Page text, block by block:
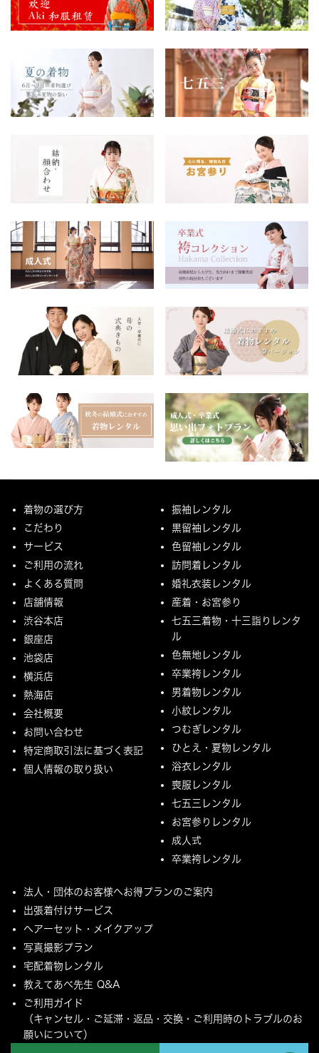
着物の選び方
こだわり
サービス
ご利用の流れ
よくある質問
店舗情報
渋谷本店
銀座店
池袋店
横浜店
熱海店
会社概要
お問い合わせ
特定商取引法に基づく表記
個人情報の取り扱い
振袖レンタル
黒留袖レンタル
色留袖レンタル
訪問着レンタル
婚礼衣装レンタル
産着・お宮参り
七五三着物・十三詣りレンタ
ル
色無地レンタル
卒業袴レンタル
男着物レンタル
小紋レンタル
つむぎレンタル
ひとえ・夏物レンタル
浴衣レンタル
喪服レンタル
七五三レンタル
お宮参りレンタル
成人式
卒業袴レンタル
法人・団体のお客様へお得プランのご案内
出張着付けサービス
ヘアーセット・メイクアップ
写真撮影プラン
宅配着物レンタル
教えてあべ先生 Q&A
ご利用ガイド
（キャンセル・ご延滞・返品・交換・ご利用時のトラブルのお
願いについて）